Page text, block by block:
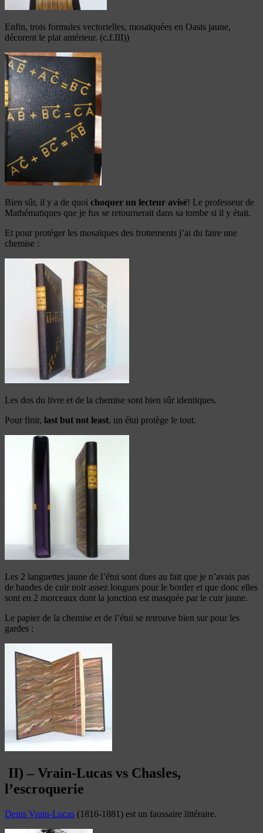
Enfin, trois formules vectorielles, mosaïquées en Oasis jaune,
décorent le plat antérieur. (c.f.III))
Bien sûr, il y a de quoi choquer un lecteur avisé! Le professeur de
Mathématiques que je fus se retournerait dans sa tombe si il y était.
Et pour protéger les mosaïques des frottements j’ai du faire une
chemise :
Les dos du livre et de la chemise sont bien sûr identiques.
Pour finir, last but not least, un étui protège le tout.
Les 2 languettes jaune de l’étui sont dues au fait que je n’avais pas
de bandes de cuir noir assez longues pour le border et que donc elles
sont en 2 morceaux dont la jonction est masquée par le cuir jaune.
Le papier de la chemise et de l’étui se retrouve bien sur pour les
gardes :
II) – Vrain-Lucas vs Chasles,
l’escroquerie
Denis Vrain-Lucas (1816-1881) est un faussaire littéraire.